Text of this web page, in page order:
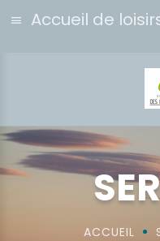
Accueil de
ACCUEIL